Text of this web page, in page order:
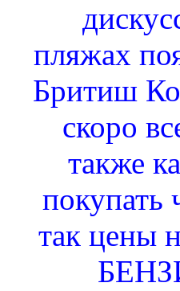
пляжах
Бритиш
скоро
также
так цены